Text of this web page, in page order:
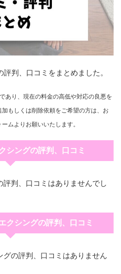
判、口コミをまとめました。
あり、現在の料金の高低や対応の良悪を
もしくは削除依頼をご希望の方は、お
ムよりお願いいたします。
シングの評判、口コミ
判、口コミはありませんでし
クシングの評判、口コミ
の評判、口コミはありません